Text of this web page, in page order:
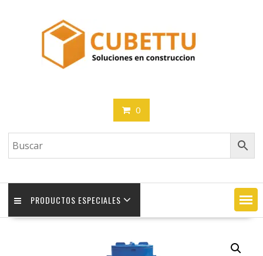
0
PRODUCTOS ESPECIALES